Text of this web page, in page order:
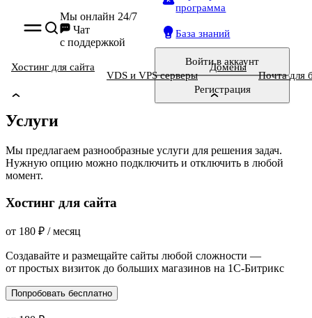
Мы онлайн 24/7
Чат
с поддержкой
программа
База знаний
Войтив аккаунт
Регистрация
Хостинг для сайта
VDS и VPS серверы
Домены
Почта для
Услуги
Мы предлагаем разнообразные услуги для решения задач.
Нужную опцию можно подключить и отключить в любой
момент.
Хостинг для сайта
от 180 ₽ / месяц
Создавайте и размещайте сайты любой сложности —
от простых визиток до больших магазинов на 1С-Битрикс
Попробовать бесплатно